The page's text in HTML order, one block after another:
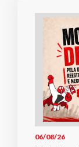
06/08/26